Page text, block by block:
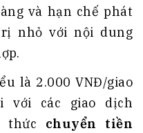
và hạn chế phát
nhỏ với nội dung
là 2.000 VNĐ/giao
với các giao dịch
thức chuyển tiền